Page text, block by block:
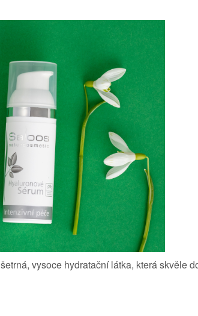
šetrná, vysoce hydratační látka, která skvěle